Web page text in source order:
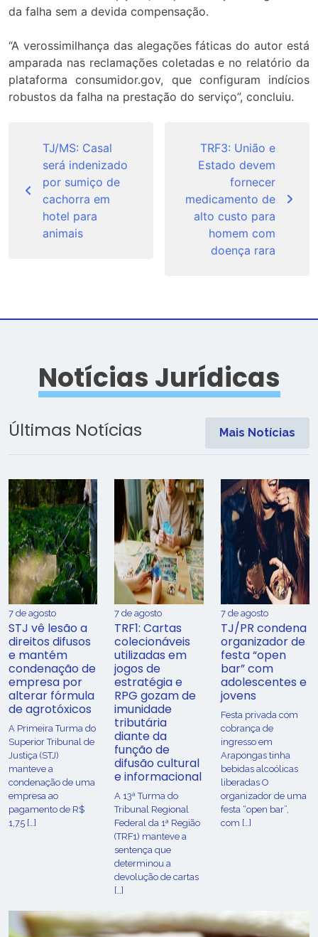
da falha sem a devida compensação.
“A verossimilhança das alegações fáticas do autor está
amparada nas reclamações coletadas e no relatório da
plataforma consumidor.gov, que configuram indícios
robustos da falha na prestação do serviço”, concluiu.
Post
TJ/MS: Casal
será indenizado
por sumiço de
cachorra em
hotel para
animais
TRF3: União e
Estado devem
fornecer
medicamento de
alto custo para
homem com
doença rara
Notícias Jurídicas
Últimas Notícias Mais Notícias
7 de agosto
STJ vê lesão a
direitos difusos
e mantém
condenação de
empresa por
alterar fórmula
de agrotóxicos
​A Primeira Turma do
Superior Tribunal de
Justiça (STJ)
manteve a
condenação de uma
empresa ao
pagamento de R$
1,75 […]
7 de agosto
TRF1: Cartas
colecionáveis
utilizadas em
jogos de
estratégia e
RPG gozam de
imunidade
tributária
diante da
função de
difusão cultural
e informacional
A 13ª Turma do
Tribunal Regional
Federal da 1ª Região
(TRF1) manteve a
sentença que
determinou a
devolução de cartas
[…]
7 de agosto
TJ/PR condena
organizador de
festa “open
bar” com
adolescentes e
jovens
Festa privada com
cobrança de
ingresso em
Arapongas tinha
bebidas alcoólicas
liberadas O
organizador de uma
festa “open bar”,
com […]